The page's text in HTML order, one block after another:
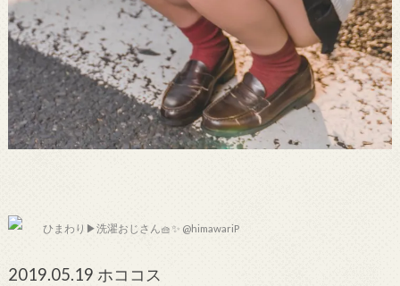
ひまわり▶︎洗濯おじさん🧺✨ @himawariP
2019.05.19 ホココス